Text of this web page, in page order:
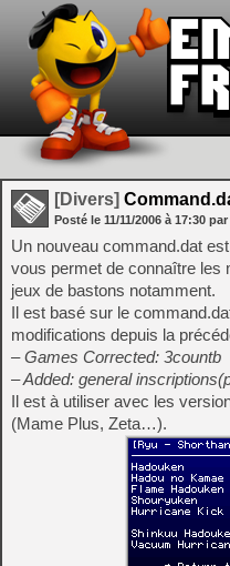
[Divers]
Posté le 11/11/2006 à 17:30 par
Un nouveau command.dat
vous permet de connaître les
jeux de bastons notamment.
Il est basé sur le
modifications depuis la
– Games Corrected: 3countb
– Added: general
Il est à utiliser avec les
(Mame Plus, Zeta…).